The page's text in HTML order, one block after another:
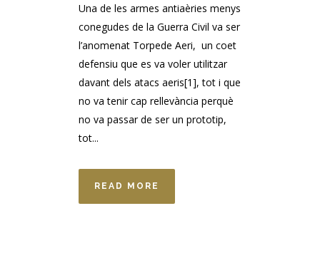
Una de les armes antiaèries menys
conegudes de la Guerra Civil va ser
l’anomenat Torpede Aeri, un coet
defensiu que es va voler utilitzar
davant dels atacs aeris[1], tot i que
no va tenir cap rellevància perquè
no va passar de ser un prototip,
tot...
READ MORE